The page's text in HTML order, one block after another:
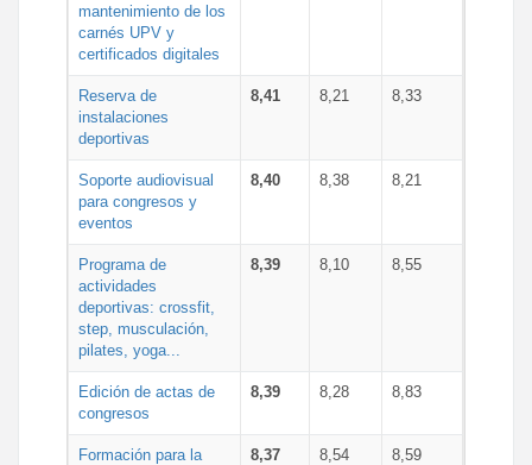
mantenimiento de los
carnés UPV y
certificados digitales
Reserva de
instalaciones
deportivas
8,41 8,21 8,33
Soporte audiovisual
para congresos y
eventos
8,40 8,38 8,21
Programa de
actividades
deportivas: crossfit,
step, musculación,
pilates, yoga...
8,39 8,10 8,55
Edición de actas de
congresos
8,39 8,28 8,83
Formación para la
8,37 8,54 8,59